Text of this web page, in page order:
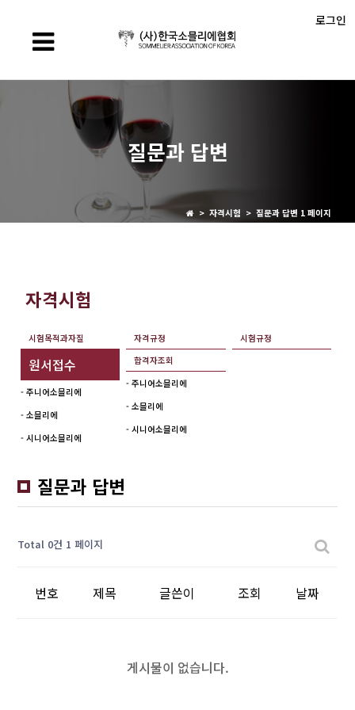
로그인
질문과 답변
> 자격시험 > 질문과 답변 1 페이지
자격시험
시험목적과자질 자격규정 시험규정
원서접수
- 주니어소믈리에
- 소믈리에
- 시니어소믈리에
합격자조회
- 주니어소믈리에
- 소믈리에
- 시니어소믈리에
질문과 답변
Total 0건 1 페이지
번호 제목 글쓴이 조회 날짜
게시물이 없습니다.